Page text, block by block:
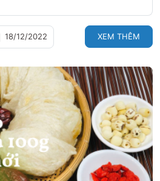
18/12/2022 XEM THÊM